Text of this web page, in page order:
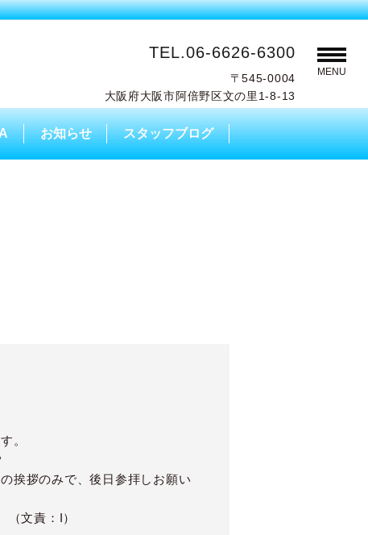
TEL.06-6626-6300
〒545-0004
大阪府大阪市阿倍野区文の里1-8-13
MENU
お知らせ スタッフブログ
。
挨拶のみで、後日参拝しお願い
文責：I）